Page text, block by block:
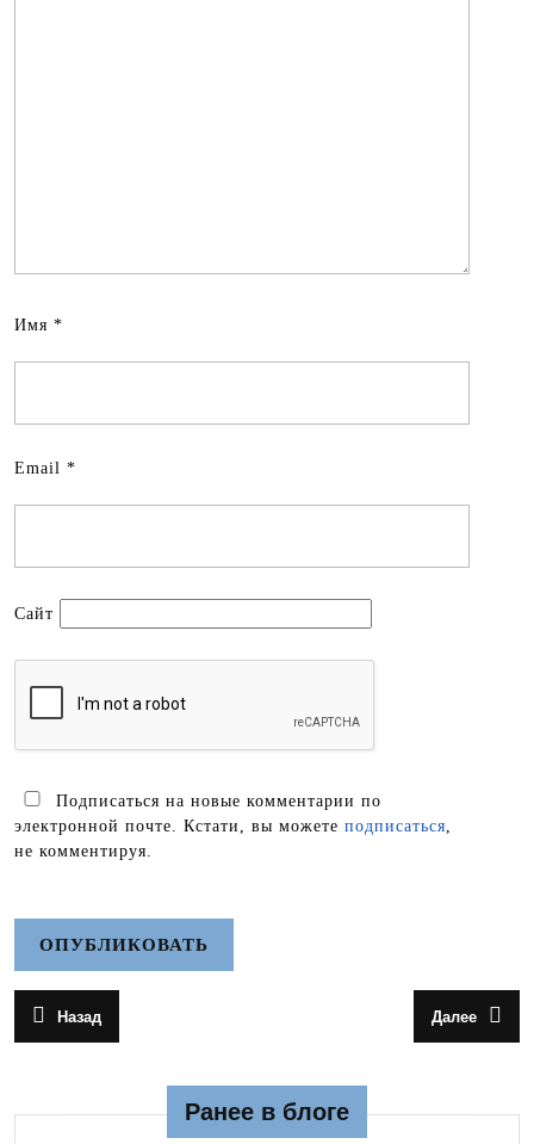
Имя *
Email *
Сайт
Подписаться на новые комментарии по
электронной почте. Кстати, вы можете подписаться,
не комментируя.
Навигация
по
Назад
Предыдущая
запись:
Далее
запись:
Ранее в блоге